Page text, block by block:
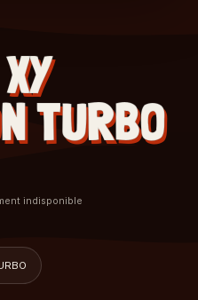
TURBO
indisponible